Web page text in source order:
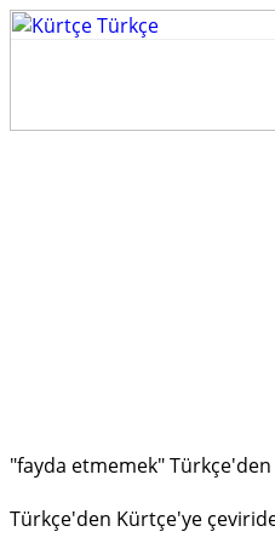
"fayda etmemek"
Türkçe'den Kürtçe'ye